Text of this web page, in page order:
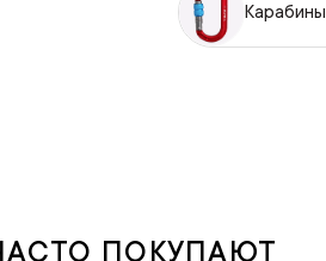
Карабины
ПОКУПАЮТ